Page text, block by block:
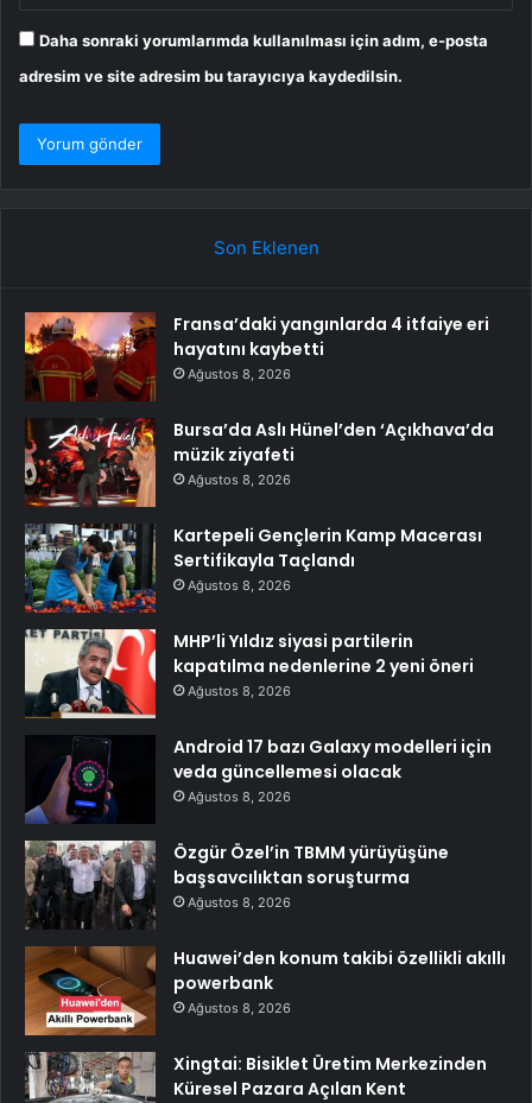
Daha sonraki yorumlarımda kullanılması için adım, e-posta
adresim ve site adresim bu tarayıcıya kaydedilsin.
Son Eklenen
Fransa’daki yangınlarda 4 itfaiye eri
hayatını kaybetti
Ağustos 8, 2026
Bursa’da Aslı Hünel’den ‘Açıkhava’da
müzik ziyafeti
Ağustos 8, 2026
Kartepeli Gençlerin Kamp Macerası
Sertifikayla Taçlandı
Ağustos 8, 2026
MHP’li Yıldız siyasi partilerin
kapatılma nedenlerine 2 yeni öneri
Ağustos 8, 2026
Android 17 bazı Galaxy modelleri için
veda güncellemesi olacak
Ağustos 8, 2026
Özgür Özel’in TBMM yürüyüşüne
başsavcılıktan soruşturma
Ağustos 8, 2026
Huawei’den konum takibi özellikli akıllı
powerbank
Ağustos 8, 2026
Xingtai: Bisiklet Üretim Merkezinden
Küresel Pazara Açılan Kent